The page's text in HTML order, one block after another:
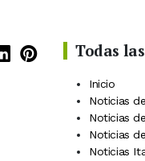
Instagram
en X (Twitter)
en TikTok
de Minuto30
Minuto30 en
Minuto30 en
Todas
Inicio
Noticias
Noticias
Noticias
Noticias